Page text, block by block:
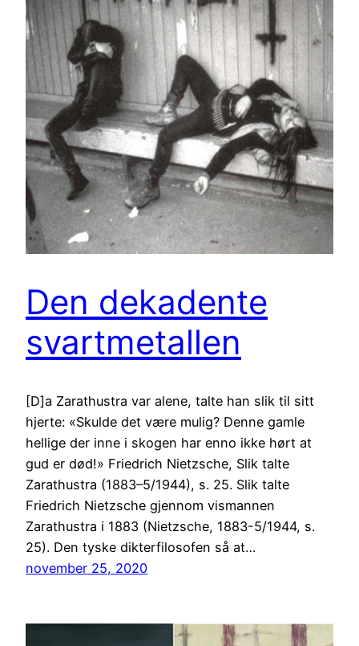
Den dekadente
svartmetallen
[D]a Zarathustra var alene, talte han slik til sitt
hjerte: «Skulde det være mulig? Denne gamle
hellige der inne i skogen har enno ikke hørt at
gud er død!» Friedrich Nietzsche, Slik talte
Zarathustra (1883–5/1944), s. 25. Slik talte
Friedrich Nietzsche gjennom vismannen
Zarathustra i 1883 (Nietzsche, 1883-5/1944, s.
25). Den tyske dikterfilosofen så at…
november 25, 2020